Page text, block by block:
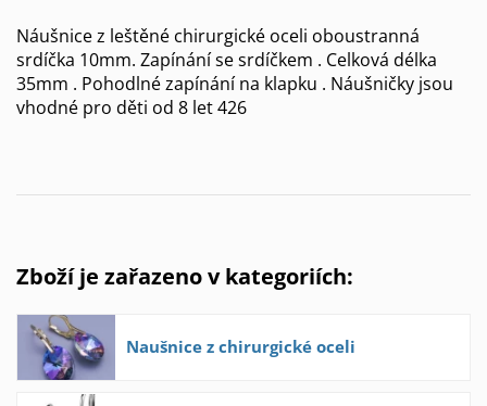
Náušnice z leštěné chirurgické oceli oboustranná
srdíčka 10mm. Zapínání se srdíčkem . Celková délka
35mm . Pohodlné zapínání na klapku . Náušničky jsou
vhodné pro děti od 8 let 426
Zboží je zařazeno v kategoriích:
Naušnice z chirurgické oceli